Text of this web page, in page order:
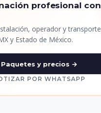
profesional con
operador y transporte
y Estado de México.
Paquetes y precios →
POR WHATSAPP